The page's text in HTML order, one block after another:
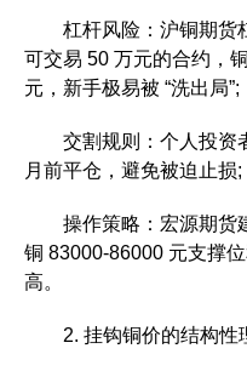
杠杆风险：沪铜期货
可交易 50 万元的合约，
元，新手极易被 “洗出局”;
交割规则：个人投资
月前平仓，避免被迫止损;
操作策略：宏源期货建
铜 83000-86000 元支撑
高。
2. 挂钩铜价的结构性理